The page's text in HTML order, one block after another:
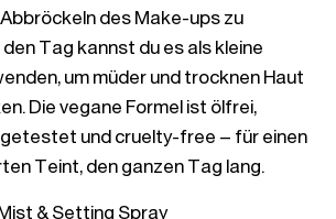
des Make-ups zu
Tag kannst du es als kleine
um müder und trocknen Haut
Die vegane Formel ist ölfrei,
und cruelty-free – für einen
Teint, den ganzen Tag lang.
& Setting Spray